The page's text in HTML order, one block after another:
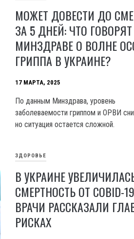
МОЖЕТ ДОВЕСТИ ДО
ЗА 5 ДНЕЙ: ЧТО
МИНЗДРАВЕ О ВОЛНЕ
ГРИППА В УКРАИНЕ?
17 МАРТА, 2025
По данным Минздрава, уровень
заболеваемости гриппом и ОРВИ
но ситуация остается сложной.
ЗДОРОВЬЕ
В УКРАИНЕ
СМЕРТНОСТЬ ОТ COBID-
ВРАЧИ РАССКАЗАЛИ
РИСКАХ